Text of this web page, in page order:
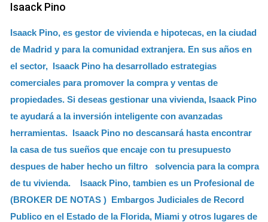
Isaack Pino
Isaack Pino, es gestor de vivienda e hipotecas, en la ciudad
de Madrid y para la comunidad extranjera. En sus años en
el sector, Isaack Pino ha desarrollado estrategias
comerciales para promover la compra y ventas de
propiedades. Si deseas gestionar una vivienda, Isaack Pino
te ayudará a la inversión inteligente con avanzadas
herramientas. Isaack Pino no descansará hasta encontrar
la casa de tus sueños que encaje con tu presupuesto
despues de haber hecho un filtro solvencia para la compra
de tu vivienda.
Isaack Pino, tambien es un Profesional de
(BROKER DE NOTAS ) Embargos Judiciales de Record
Publico en el Estado de la Florida, Miami y otros lugares de